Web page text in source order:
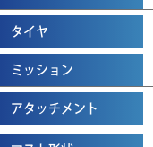
タイヤ
ミッション
アタッチメント